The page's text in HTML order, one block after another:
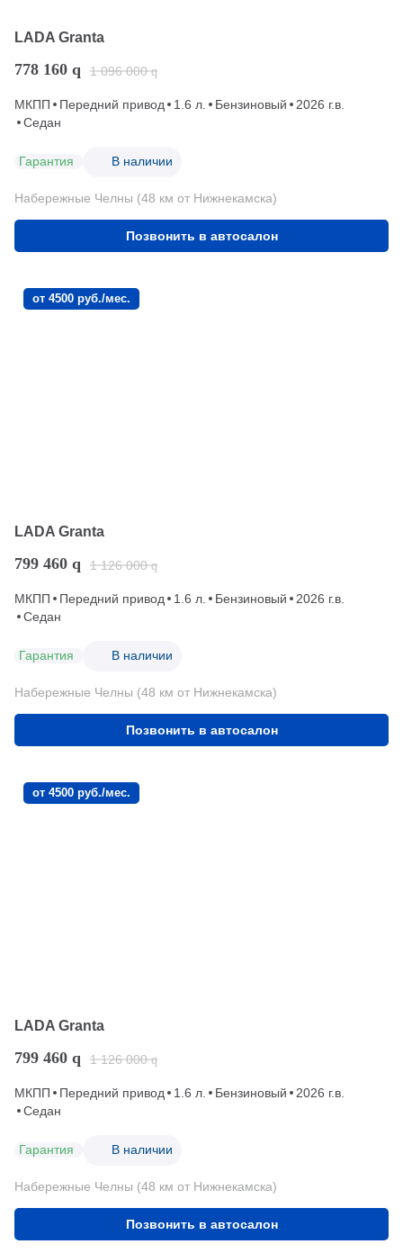
LADA Granta
778 160 q 1 096 000 q
МКПП Передний привод 1.6 л. Бензиновый
2026 г.в.
Седан
Гарантия В наличии
Набережные Челны (48 км от Нижнекамска)
Позвонить в автосалон
от 4500 руб./мес.
LADA Granta
799 460 q 1 126 000 q
МКПП Передний привод 1.6 л. Бензиновый
2026 г.в.
Седан
Гарантия В наличии
Набережные Челны (48 км от Нижнекамска)
Позвонить в автосалон
от 4500 руб./мес.
LADA Granta
799 460 q 1 126 000 q
МКПП Передний привод 1.6 л. Бензиновый
2026 г.в.
Седан
Гарантия В наличии
Набережные Челны (48 км от Нижнекамска)
Позвонить в автосалон